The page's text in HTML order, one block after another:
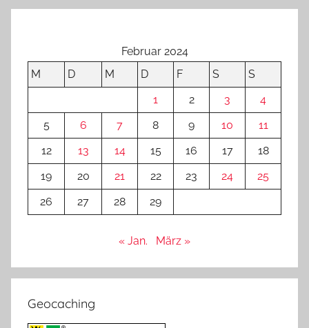
Februar 2024
M
D M D F S
S
1
2 3
4
5
6 7 8 9 10
11
12
13 14 15 16 17
18
19
20 21 22 23 24
25
26
27 28 29
« Jan. März »
Geocaching